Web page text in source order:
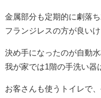
金属部分も定期的に劇落
フランジレスの方が良い
決め手になったのが自動水
我が家では1階の手洗い器
お客さんも使うトイレで